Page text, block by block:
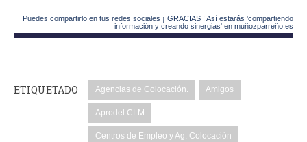
Puedes compartirlo en tus redes sociales ¡ GRACIAS ! Así estarás 'compartiendo
información y creando sinergias' en muñozparreño.es
ETIQUETADO Agencias de Colocación. Amigos
Aprodel CLM
Centros de Empleo y Ag. Colocación